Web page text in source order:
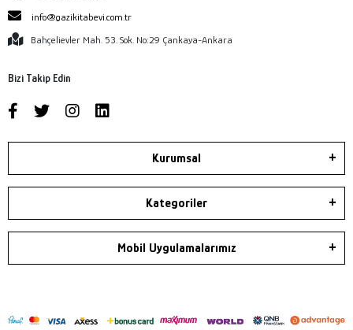
info@gazikitabevi.com.tr
Bahçelievler Mah. 53. Sok. No:29 Çankaya-Ankara
Bizi Takip Edin
Kurumsal
Kategoriler
Mobil Uygulamalarımız